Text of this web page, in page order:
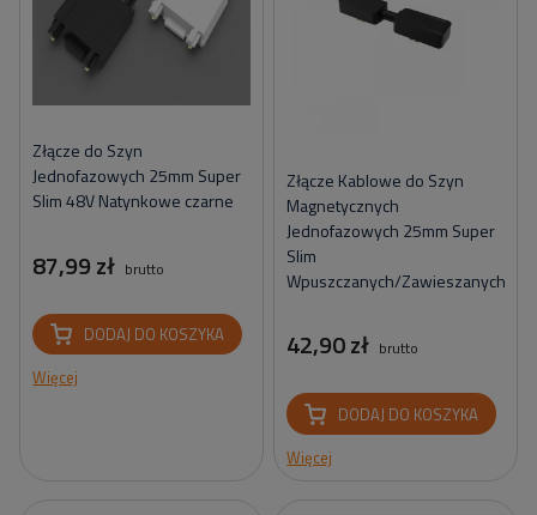
Złącze do Szyn
Jednofazowych 25mm Super
Slim 48V Natynkowe czarne
87,99 zł brutto
DODAJ DO KOSZYKA
Więcej
Złącze Kablowe do Szyn
Magnetycznych
Jednofazowych 25mm Super
Slim
Wpuszczanych/Zawieszanych
42,90 zł brutto
DODAJ DO KOSZYKA
Więcej